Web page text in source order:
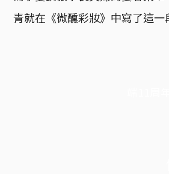
青就在《微醺彩妝》中寫了這一